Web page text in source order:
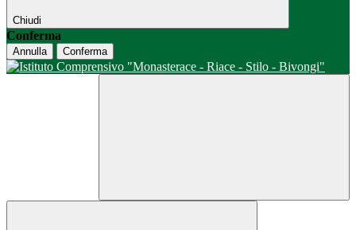
Chiudi
Conferma
Annulla Conferma